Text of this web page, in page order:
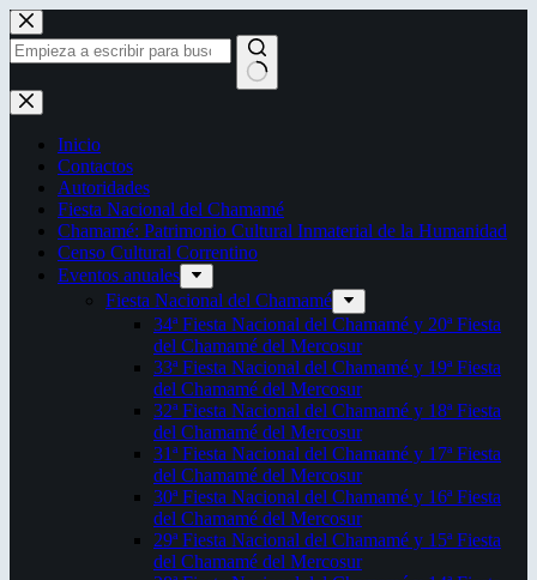
Saltar
al
contenido
Sin
resultados
Inicio
Contactos
Autoridades
Fiesta Nacional del Chamamé
Chamamé: Patrimonio Cultural Inmaterial de la Humanidad
Censo Cultural Correntino
Eventos anuales
Fiesta Nacional del Chamamé
34ª Fiesta Nacional del Chamamé y 20ª Fiesta
del Chamamé del Mercosur
33ª Fiesta Nacional del Chamamé y 19ª Fiesta
del Chamamé del Mercosur
32ª Fiesta Nacional del Chamamé y 18ª Fiesta
del Chamamé del Mercosur
31ª Fiesta Nacional del Chamamé y 17ª Fiesta
del Chamamé del Mercosur
30ª Fiesta Nacional del Chamamé y 16ª Fiesta
del Chamamé del Mercosur
29ª Fiesta Nacional del Chamamé y 15ª Fiesta
del Chamamé del Mercosur